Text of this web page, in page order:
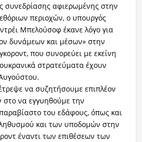
συνεδρίασης αφιερωμένης στην
περιοχών, ο υπουργός
Μπελούσοφ έκανε λόγο για
δυνάμεων και μέσων» στην
που συνορεύει με εκείνη
στρατεύματα έχουν
να συζητήσουμε επιπλέον
να εγγυηθούμε την
του εδάφους, όπως και
και των υποδομών στην
έναντι των επιθέσεων των